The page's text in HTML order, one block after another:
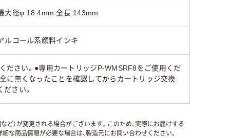
大径φ 18.4mm 全長 143mm
ルコール系顔料インキ
ください。●専用カートリッジP-WMSRF8をご使用くだ
に無くなったことを確認してからカートリッジ交換
さい。
ど）が変更される場合がございます。このため、実際にお届けする
な商品情報が必要な場合は、製造元にお問い合わせください。